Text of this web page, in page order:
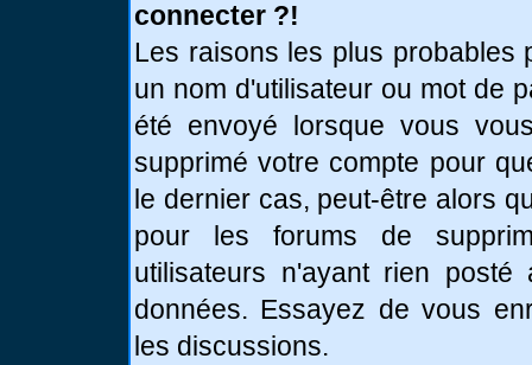
connecter ?!
Les raisons les plus probables
un nom d'utilisateur ou mot de
été envoyé lorsque vous
supprimé votre compte pour
le dernier cas, peut-être alors
pour les forums de
utilisateurs n'ayant rien
données. Essayez de vous
les discussions.